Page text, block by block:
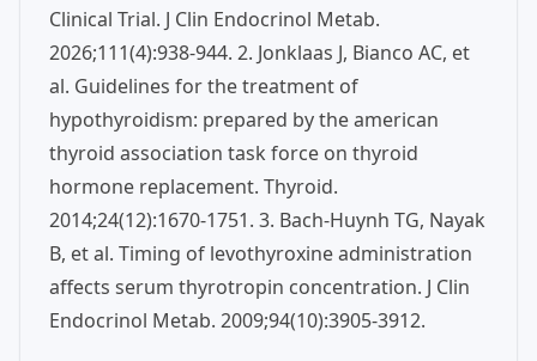
Clinical Trial. J Clin Endocrinol Metab.
2026;111(4):938-944. 2. Jonklaas J, Bianco AC, et
al. Guidelines for the treatment of
hypothyroidism: prepared by the american
thyroid association task force on thyroid
hormone replacement. Thyroid.
2014;24(12):1670-1751. 3. Bach-Huynh TG, Nayak
B, et al. Timing of levothyroxine administration
affects serum thyrotropin concentration. J Clin
Endocrinol Metab. 2009;94(10):3905-3912.